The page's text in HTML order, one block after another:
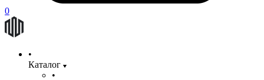
0
Каталог